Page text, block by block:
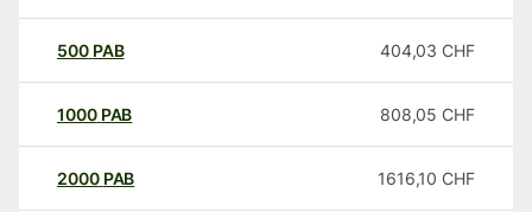
500 PAB 404,03 CHF
1000 PAB 808,05 CHF
2000 PAB 1616,10 CHF